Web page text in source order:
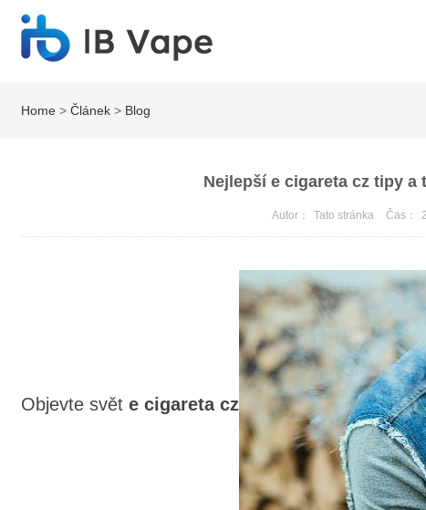
Home >Článek > Blog
Nejlepší e cigareta cz tipy
Autor： Tato stránka Čas：
Objevte světe cigareta cz